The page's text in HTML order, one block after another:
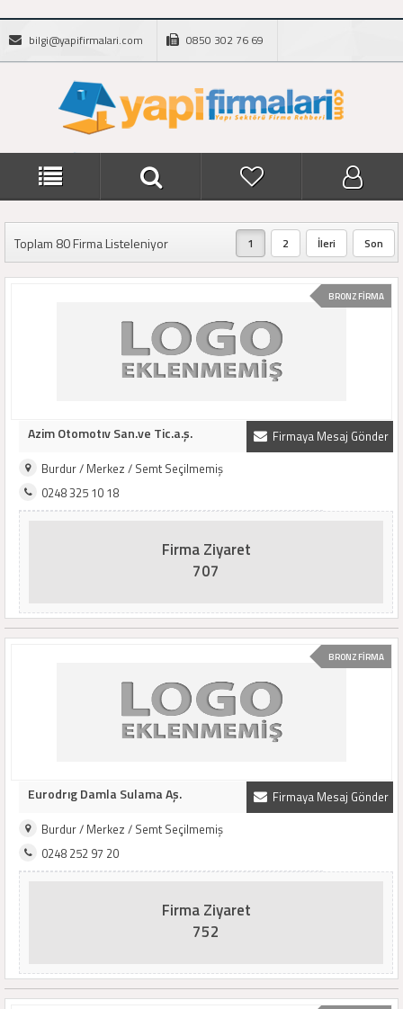
bilgi@yapifirmalari.com 0850 302 76 69
Toplam 80 Firma Listeleniyor 1 2 İleri Son
BRONZ FİRMA
Firmaya Mesaj Gönder
Azim Otomotıv San.ve Tic.a.ş.
Burdur / Merkez / Semt Seçilmemiş
0248 325 10 18
Firma Ziyaret
707
BRONZ FİRMA
Firmaya Mesaj Gönder
Eurodrıg Damla Sulama Aş.
Burdur / Merkez / Semt Seçilmemiş
0248 252 97 20
Firma Ziyaret
752